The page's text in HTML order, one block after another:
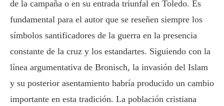
de la campaña o en su entrada triunfal en Toledo. Es
fundamental para el autor que se reseñen siempre los
símbolos santificadores de la guerra en la presencia
constante de la cruz y los estandartes. Siguiendo con la
línea argumentativa de Bronisch, la invasión del Islam
y su posterior asentamiento habría producido un cambio
importante en esta tradición. La población cristiana